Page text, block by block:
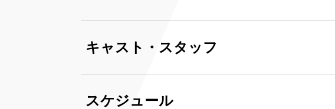
キャスト・スタッフ
スケジュール